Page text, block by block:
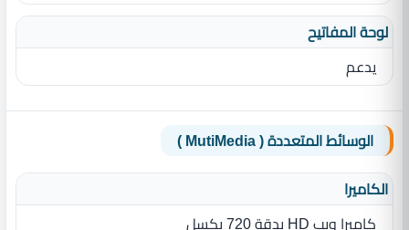
لوحة المفاتيح
يدعم
الوسائط المتعددة ( MutiMedia )
الكاميرا
كاميرا ويب HD بدقة 720 بكسل